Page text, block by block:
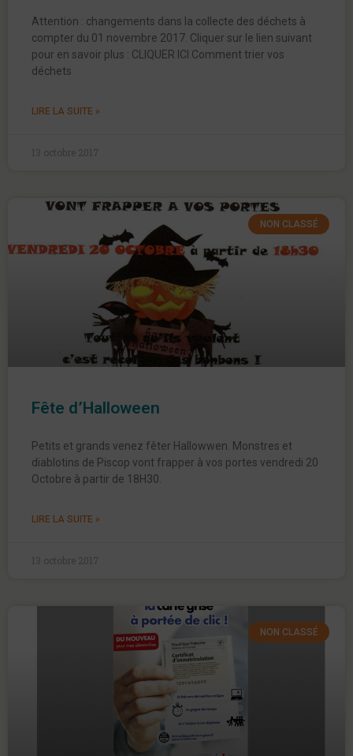
Attention : changements dans la collecte des déchets à
compter du 01 novembre 2017. Cliquer sur le lien suivant
pour en savoir plus : CLIQUER ICI Comment trier vos
déchets
LIRE LA SUITE »
13 octobre 2017
NON CLASSÉ
Fête d’Halloween
Petits et grands venez fêter Hallowwen. Monstres et
diablotins de Piscop vont frapper à vos portes vendredi 20
Octobre à partir de 18H30.
LIRE LA SUITE »
13 octobre 2017
NON CLASSÉ